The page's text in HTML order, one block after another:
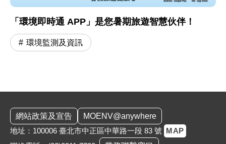
「環境即時通 APP」是您暑期旅遊智慧伙伴！
環境監測及資訊
網站政策及宣告
MOENV@anywhere
地址：100006 臺北市中正區中華路一段 83 號 MAP